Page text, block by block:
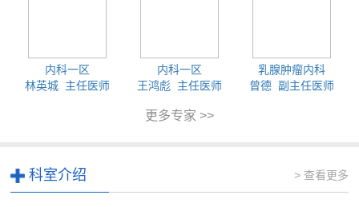
内科一区
林英城 主任医师
内科一区
王鸿彪 主任医师
乳腺肿瘤内科
曾德 副主任医师
更多专家 >>
科室介绍 > 查看更多